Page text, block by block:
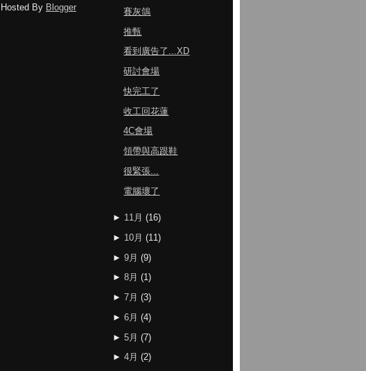
賽灰鴿
推甄
看到廣告了...XD
研討會場
快完工了
收工回花蓮
4C會場
領帶與高跟鞋
很緊張...
電腦壞了
► 11月 (16)
► 10月 (11 )
► 9月 (9)
► 8月 (1)
► 7月 (3)
► 6月 (4)
► 5月 (7)
► 4月 (2)
Hosted By Blogger